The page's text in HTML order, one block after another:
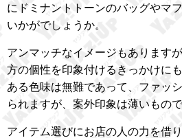
にドミナントトーンのバッグやマ
いかがでしょうか。
アンマッチなイメージもあります
方の個性を印象付けるきっかけに
ある色味は無難であって、ファッ
られますが、案外印象は薄いもので
アイテム選びにお店の人の力を借